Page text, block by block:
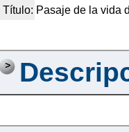
Título: Pasaje de la vida